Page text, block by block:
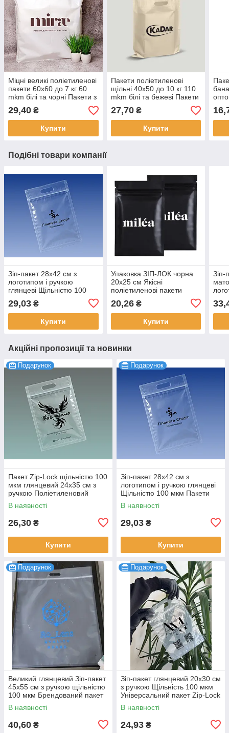
Міцні великі поліетиленові
пакети 60х60 до 7 кг 60
mkm білі та чорні Пакети з
логотипом компанії оптом
100 шт.
29,40 ₴
Купити
Пакети поліетиленові
щільні 40х50 до 10 кг 110
mkm білі та бежеві Пакети
банан з логотипом 100 шт.
27,70₴
Купити
Подібні товари компанії
Зіп-пакет 28х42 см з
логотипом і ручкою
глянцеві Щільністю 100
оптом під замовлення 100
шт.
29,03 ₴
Купити
Упаковка ЗІП-ЛОК чорна
20х25 см Якісні
поліетиленові пакети
зіплок щільністю 100 мкм з
вашим логотипом 100 шт.
20,26₴
Купити
Зіп-
Zip
Акційні пропозиції та новинки
Подарунок
Пакет Zip-Lock щільністю 100
мкм глянцевий 24х35 см з
ручкою Поліетиленовий
пакет з лого 100 шт.
В наявності
26,30 ₴
Купити
Подарунок
Зіп-пакет 28х42 см з
логотипом і ручкою глянцеві
Щільністю 100 мкм Пакети
брендовані оптом під
замовлення 100 шт.
В наявності
29,03 ₴
Купити
Подарунок
Великий глянцевий Зіп-пакет
45х55 см з ручкою щільністю
100 мкм Брендований пакет
Zip-Lock 100 шт.
В наявності
40,60 ₴
Подарунок
Зіп-пакет глянцевий 20х30 см
з ручкою Щільність 100 мкм
Універсальний пакет Zip-Lock
з логотипом 100 шт.
В наявності
24,93 ₴